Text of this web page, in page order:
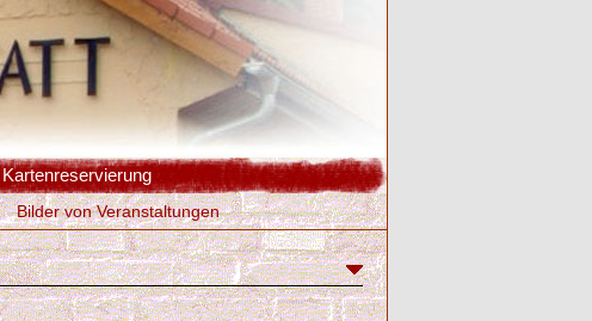
Kartenreservierung
Bilder von Veranstaltungen